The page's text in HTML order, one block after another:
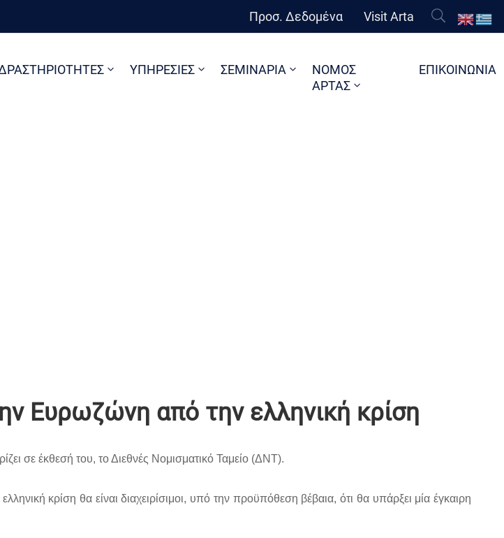
Προσ. Δεδομένα Visit Arta
ΥΠΗΡΕΣΙΕΣ ΣΕΜΙΝΑΡΙΑ
ΝΟΜΟΣ
ΑΡΤΑΣ
ΕΠΙΚΟΙΝΩΝΙΑ
Ευρωζώνη από την ελληνική κρίση
σε έκθεσή του, το Διεθνές Νομισματικό Ταμείο (ΔΝΤ).
κρίση θα είναι διαχειρίσιμοι, υπό την προϋπόθεση βέβαια, ότι θα υπάρξει μία έγκαιρη